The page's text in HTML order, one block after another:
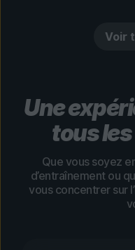
Voir
Une
tous
Que vous soyez
d’entraînement ou
vous concentrer sur